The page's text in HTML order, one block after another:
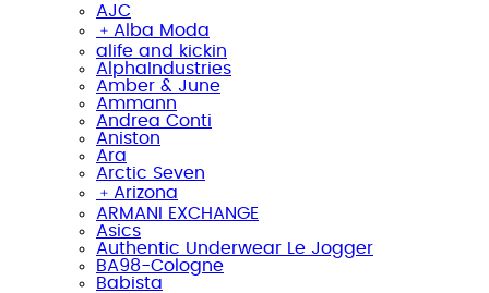
AJC
﹢ Alba Moda
alife and kickin
AlphaIndustries
Amber & June
Ammann
Andrea Conti
Aniston
Ara
Arctic Seven
﹢ Arizona
ARMANI EXCHANGE
Asics
Authentic Underwear Le Jogger
BA98-Cologne
Babista